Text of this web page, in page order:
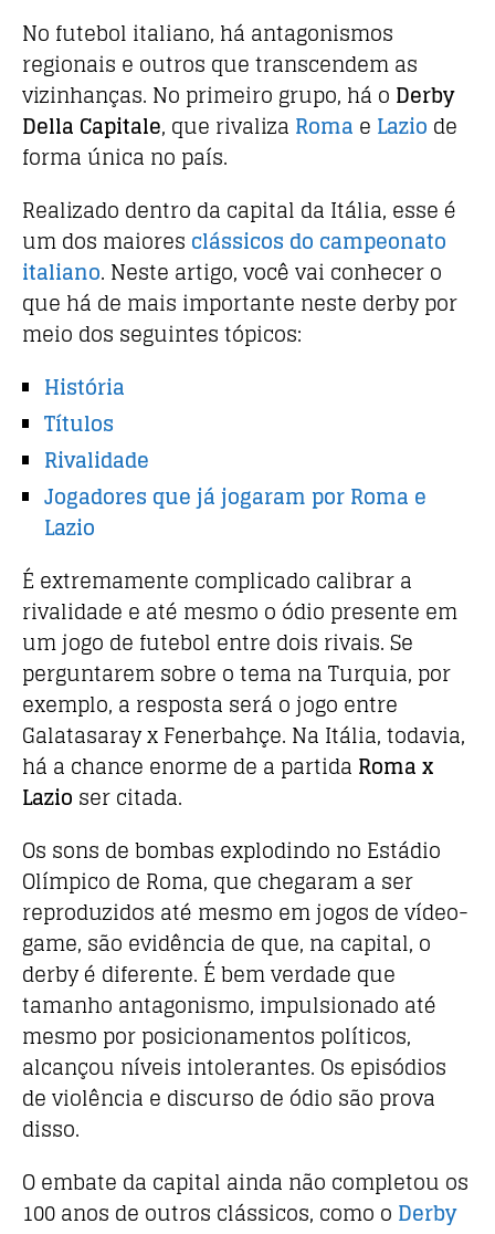
No futebol italiano, há antagonismos
regionais e outros que transcendem as
vizinhanças. No primeiro grupo, há o Derby
Della Capitale, que rivaliza Roma e Lazio de
forma única no país.
Realizado dentro da capital da Itália, esse é
um dos maiores clássicos do campeonato
italiano. Neste artigo, você vai conhecer o
que há de mais importante neste derby por
meio dos seguintes tópicos:
História
Títulos
Rivalidade
Jogadores que já jogaram por Roma e
Lazio
É extremamente complicado calibrar a
rivalidade e até mesmo o ódio presente em
um jogo de futebol entre dois rivais. Se
perguntarem sobre o tema na Turquia, por
exemplo, a resposta será o jogo entre
Galatasaray x Fenerbahçe. Na Itália, todavia,
há a chance enorme de a partida Roma x
Lazio ser citada.
Os sons de bombas explodindo no Estádio
Olímpico de Roma, que chegaram a ser
reproduzidos até mesmo em jogos de vídeo-
game, são evidência de que, na capital, o
derby é diferente. É bem verdade que
tamanho antagonismo, impulsionado até
mesmo por posicionamentos políticos,
alcançou níveis intolerantes. Os episódios
de violência e discurso de ódio são prova
disso.
O embate da capital ainda não completou os
100 anos de outros clássicos, como o Derby